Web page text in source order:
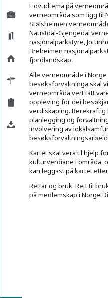
Hovudtema på
verneområda som ligg
Stølsheimen
Naustdal-Gjengedal
nasjonalparkstyre,
Breheimen
fjordlandskap.
Alle verneområde i
besøksforvaltninga skal
verneområda vert tatt
oppleving for dei
verdiskaping.
planlegging og
involvering av
Kartet skal vera til hjelp
kulturverdiane i områda,
kan leggast på kartet
Rettar og bruk: Rett til
på medlemskap i Norge